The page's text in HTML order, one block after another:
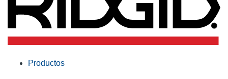
Productos